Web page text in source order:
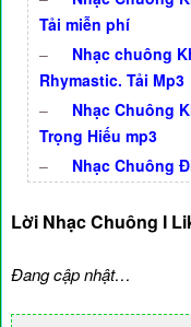
Tải miễn phí
–
Nhạc chuông
Rhymastic. Tải Mp3
–
Nhạc Chuông
Trọng Hiếu mp3
–
Nhạc Chuông
Lời Nhạc Chuông I
Đang cập nhật…